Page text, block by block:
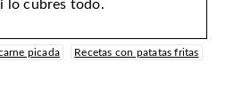
lo cubres todo.
picada Recetas con patatas fritas